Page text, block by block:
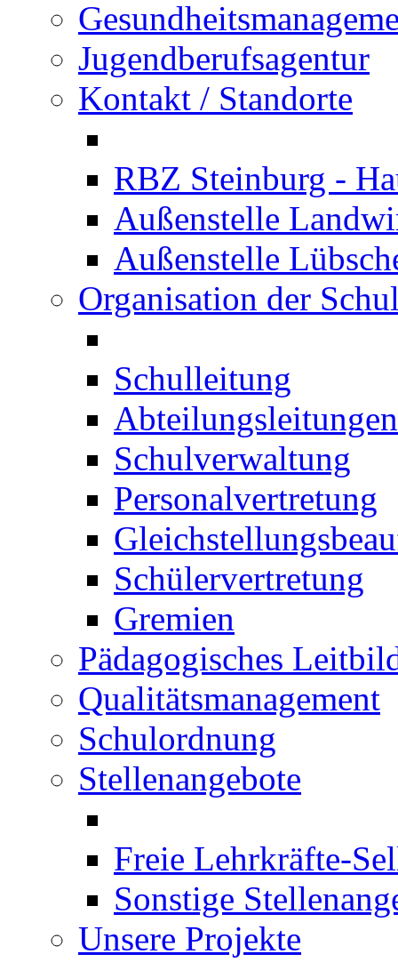
Jugendberufsagentur
Kontakt / Standorte
RBZ Steinburg -
Außenstelle
Außenstelle
Organisation der
Schulleitung
Abteilungsleitungen
Schulverwaltung
Personalvertretung
Schülervertretung
Gremien
Pädagogisches
Qualitätsmanagement
Schulordnung
Stellenangebote
Freie Lehrkräfte-
Sonstige
Unsere Projekte